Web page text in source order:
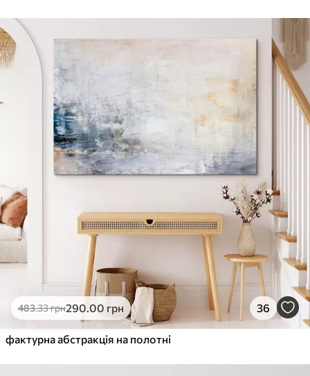
483.33грн290.00 грн 36
фактурна абстракція на полотні